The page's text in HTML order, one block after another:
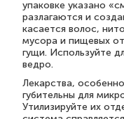
упаковке указано
разлагаются и
касается волос,
мусора и пищевых
гущи. Используйте
ведро.
Лекарства,
губительны для
Утилизируйте их